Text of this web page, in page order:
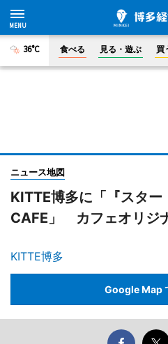
36°C 食べる 見る・遊ぶ 買
ニュース地図
KITTE博多に「『スタ
CAFE」 カフェオリジ
KITTE博多
Google Map